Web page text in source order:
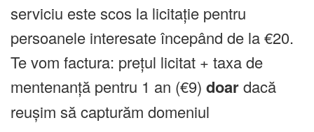
serviciu este scos la licitație pentru
persoanele interesate începând de la €20.
Te vom factura: prețul licitat + taxa de
mentenanță pentru 1 an (€9) doardacă
reușim să capturăm domeniul